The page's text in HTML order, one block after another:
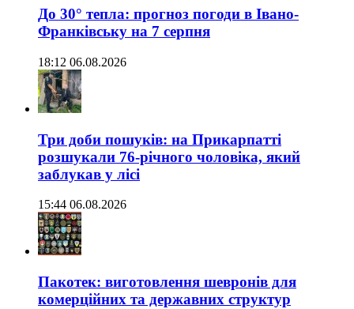
До 30° тепла: прогноз погоди в Івано-
Франківську на 7 серпня
18:12 06.08.2026
Три доби пошуків: на Прикарпатті
розшукали 76-річного чоловіка, який
заблукав у лісі
15:44 06.08.2026
Пакотек: виготовлення шевронів для
комерційних та державних структур